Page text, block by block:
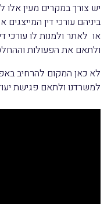
יש צורך במקרים מעין
ביניהם עורכי דין
או לאתר ולמנות לו עורכי
ולתאם את הפעולות
לא כאן המקום להרחיב
למשרדנו ולתאם פגישת